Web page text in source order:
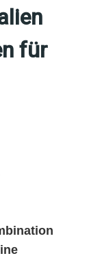
für